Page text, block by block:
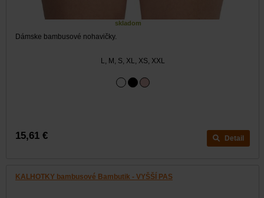
skladom
Dámske bambusové nohavičky.
L, M, S, XL, XS, XXL
15,61 € Detail
KALHOTKY bambusové Bambutik - VYŠŠÍ PAS